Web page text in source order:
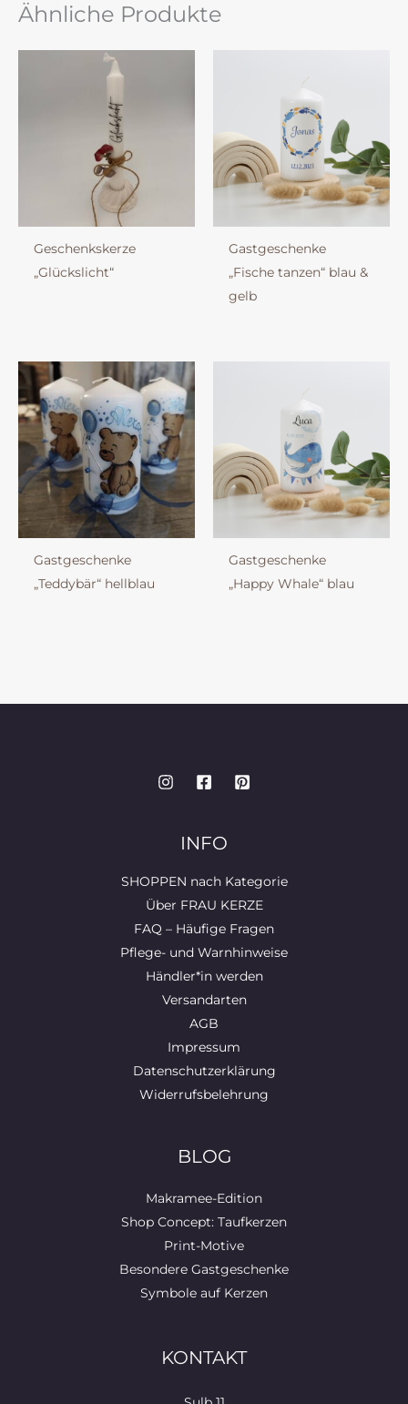
Ähnliche Produkte
Geschenkskerze
„Glückslicht“
Gastgeschenke
„Fische tanzen“ blau &
gelb
Gastgeschenke
„Teddybär“ hellblau
Gastgeschenke
„Happy Whale“ blau
INFO
SHOPPEN nach Kategorie
Über FRAU KERZE
FAQ – Häufige Fragen
Pflege- und Warnhinweise
Händler*in werden
Versandarten
AGB
Impressum
Datenschutzerklärung
Widerrufsbelehrung
BLOG
Makramee-Edition
Shop Concept: Taufkerzen
Print-Motive
Besondere Gastgeschenke
Symbole auf Kerzen
KONTAKT